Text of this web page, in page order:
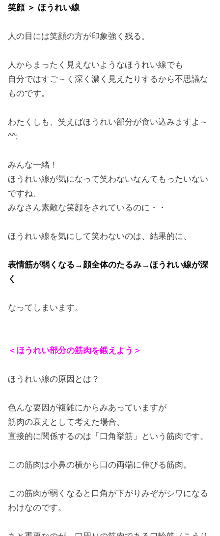
笑顔 ＞ ほうれい線
人の目には笑顔の方が印象強く残る。
人からまったく見えないようなほうれい線でも
自分ではすご～く深く濃く見えたりするから不思議な
ものです。
わたくしも、笑えばほうれい部分が食い込みますよ～
^^;
みんな一緒！
ほうれい線が気になって笑わないなんてもったいない
ですね、
みなさん素敵な笑顔をされているのに・・
ほうれい線を気にして笑わないのは、結果的に、
表情筋が弱くなる→顔全体のたるみ→ほうれい線が深
く
なってしまいます。
＜ほうれい部分の筋肉を鍛えよう＞
ほうれい線の原因とは？
色んな要因が複雑にからみあっていますが
筋肉の衰えとして考えた場合、
直接的に関係するのは「口角挙筋」という筋肉です。
この筋肉は小鼻の横から口の両端に伸びる筋肉。
この筋肉が弱くなると口角が下がりみぞがシワになる
わけなのです。